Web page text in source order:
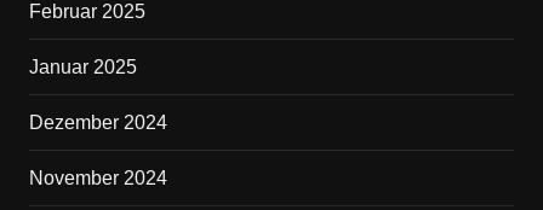
Februar 2025
Januar 2025
Dezember 2024
November 2024